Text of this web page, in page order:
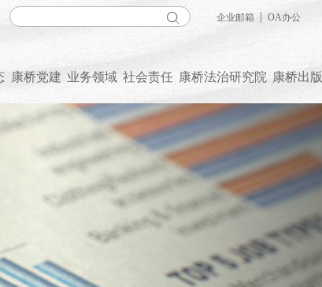
企业邮箱 | OA办公
康桥党建 业务领域 社会责任 康桥法治研究院 康桥出版